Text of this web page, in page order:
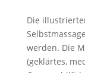
Die
werden. Die
(geklärtes,